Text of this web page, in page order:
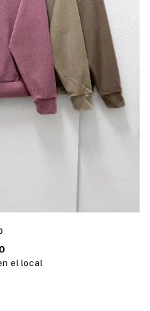
el local